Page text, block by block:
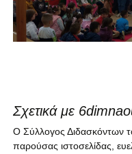
Σχετικά με
Ο Σύλλογος Διδασκόντων
παρούσας ιστοσελίδας,